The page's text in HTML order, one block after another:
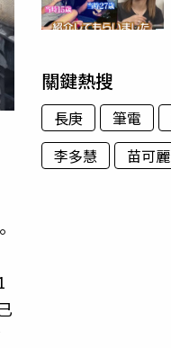
關鍵熱搜
長庚 筆電
李多慧
苗可麗